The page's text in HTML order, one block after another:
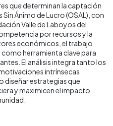
que determinan la captación
Ánimo de Lucro (OSAL), con
Valle de Laboyos del
por recursos y la
económicos, el trabajo
herramienta clave para
El análisis integra tanto los
intrínsecas
diseñar estrategias que
y maximicen el impacto